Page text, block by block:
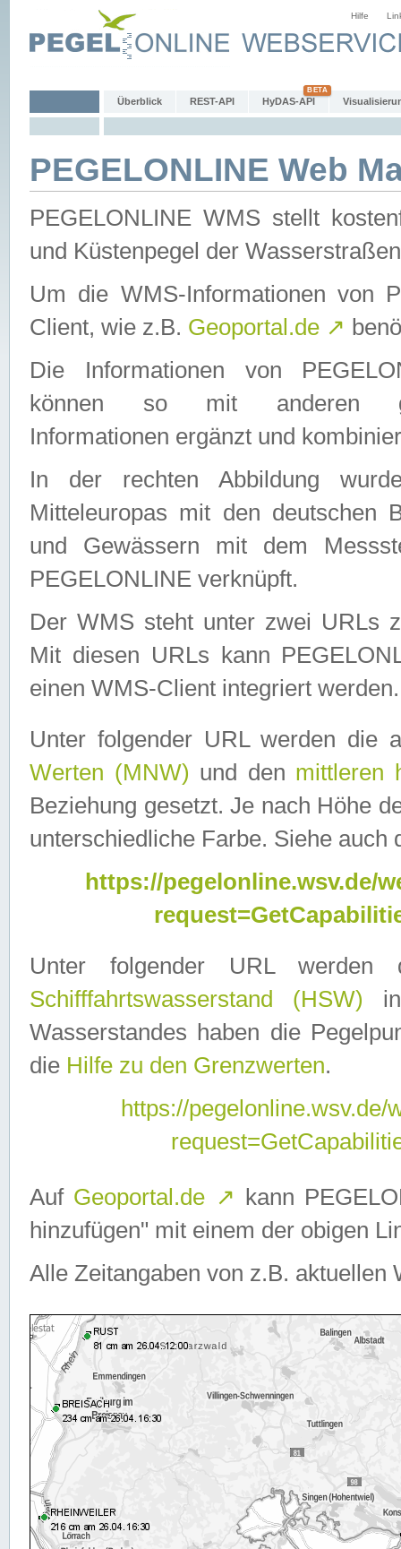
Hilfe
Überblick REST-API HyDAS-API
PEGELONLINE Web
PEGELONLINE WMS stellt
und Küstenpegel der
Um die WMS-Informationen von
Client, wie z.B. Geoportal.de ↗
Die Informationen von
können so mit anderen
Informationen ergänzt und
In der rechten Abbildung
Mitteleuropas mit den deutschen
und Gewässern mit dem
PEGELONLINE verknüpft.
Der WMS steht unter zwei URLs
Mit diesen URLs kann
einen WMS-Client integriert werden.
Unter folgender URL werden die
Werten (MNW) und den mittleren
Beziehung gesetzt. Je nach Höhe
unterschiedliche Farbe. Siehe auch
https://pegelonline.wsv.de/
Unter folgender URL
Schifffahrtswasserstand (HSW)
Wasserstandes haben die
die Hilfe zu den Grenzwerten.
https://
Auf Geoportal.de ↗ kann
hinzufügen" mit einem der obigen
Alle Zeitangaben von z.B. aktuellen